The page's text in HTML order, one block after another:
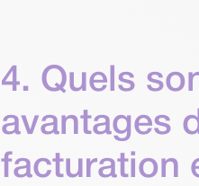
4. Quels
avantages
facturation